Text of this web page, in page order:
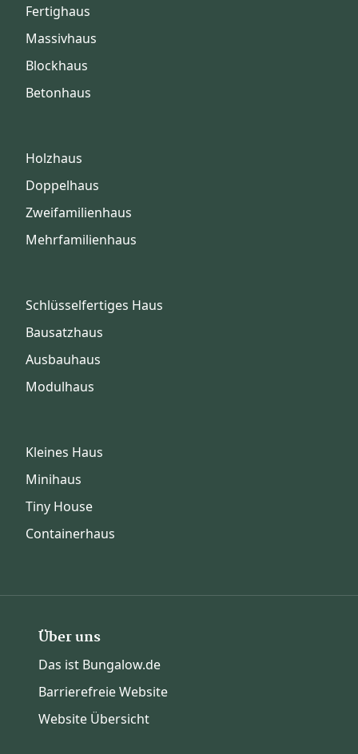
Fertighaus
Massivhaus
Blockhaus
Betonhaus
Holzhaus
Doppelhaus
Zweifamilienhaus
Mehrfamilienhaus
Schlüsselfertiges Haus
Bausatzhaus
Ausbauhaus
Modulhaus
Kleines Haus
Minihaus
Tiny House
Containerhaus
Über uns
Das ist Bungalow.de
Barrierefreie Website
Website Übersicht